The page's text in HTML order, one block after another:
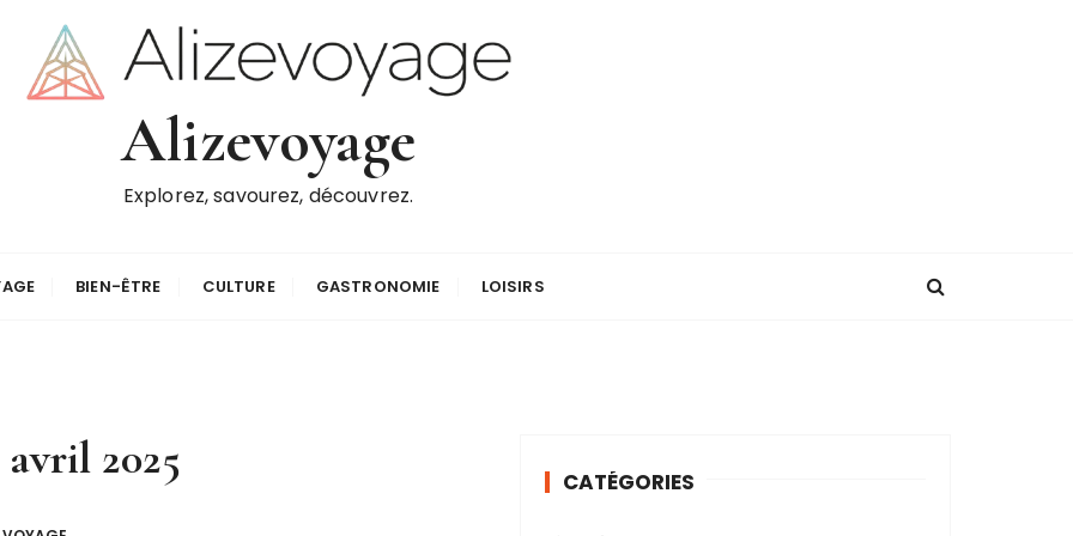
Alizevoyage
Explorez, savourez, découvrez.
BIEN-ÊTRE CULTURE GASTRONOMIE LOISIRS
avril 2025 CATÉGORIES